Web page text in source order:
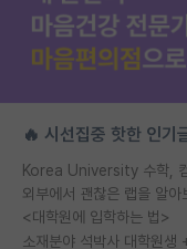
🔥 시선집중 핫한 인기
외부에서 괜찮은 랩을 알아
<대학원에 입학하는 법>
소재분야 석박사 대학원생